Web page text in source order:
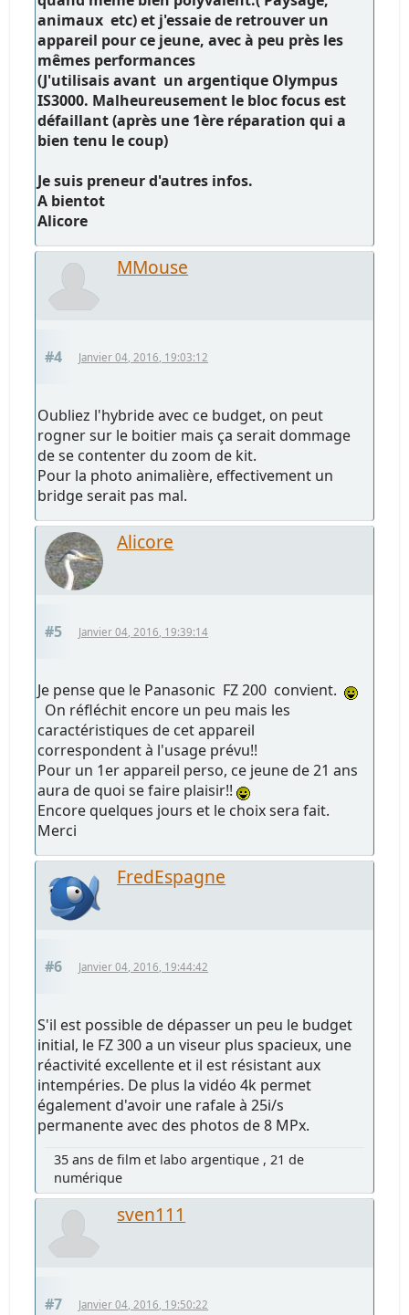
animaux etc) et j'essaie de retrouver un
appareil pour ce jeune, avec à peu près les
mêmes performances
(J'utilisais avant un argentique Olympus
IS3000. Malheureusement le bloc focus est
défaillant (après une 1ère réparation qui a
bien tenu le coup)
Je suis preneur d'autres infos.
A bientot
Alicore
MMouse
#4 Janvier 04, 2016, 19:03:12
Oubliez l'hybride avec ce budget, on peut
rogner sur le boitier mais ça serait dommage
de se contenter du zoom de kit.
Pour la photo animalière, effectivement un
bridge serait pas mal.
Alicore
#5 Janvier 04, 2016, 19:39:14
Je pense que le Panasonic FZ 200 convient.
On réfléchit encore un peu mais les
caractéristiques de cet appareil
correspondent à l'usage prévu!!
Pour un 1er appareil perso, ce jeune de 21 ans
aura de quoi se faire plaisir!!
Encore quelques jours et le choix sera fait.
Merci
FredEspagne
#6 Janvier 04, 2016, 19:44:42
S'il est possible de dépasser un peu le budget
initial, le FZ 300 a un viseur plus spacieux, une
réactivité excellente et il est résistant aux
intempéries. De plus la vidéo 4k permet
également d'avoir une rafale à 25i/s
permanente avec des photos de 8 MPx.
35 ans de film et labo argentique , 21 de
numérique
sven111
#7 Janvier 04, 2016, 19:50:22